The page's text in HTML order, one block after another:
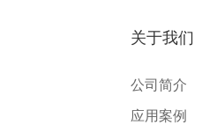
关于我们
公司简介
应用案例